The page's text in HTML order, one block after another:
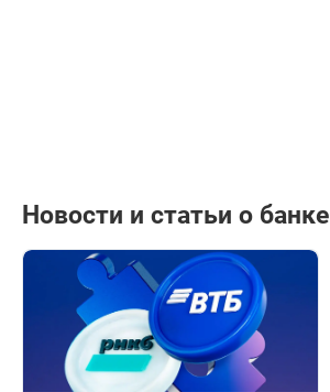
Новости и статьи о банке